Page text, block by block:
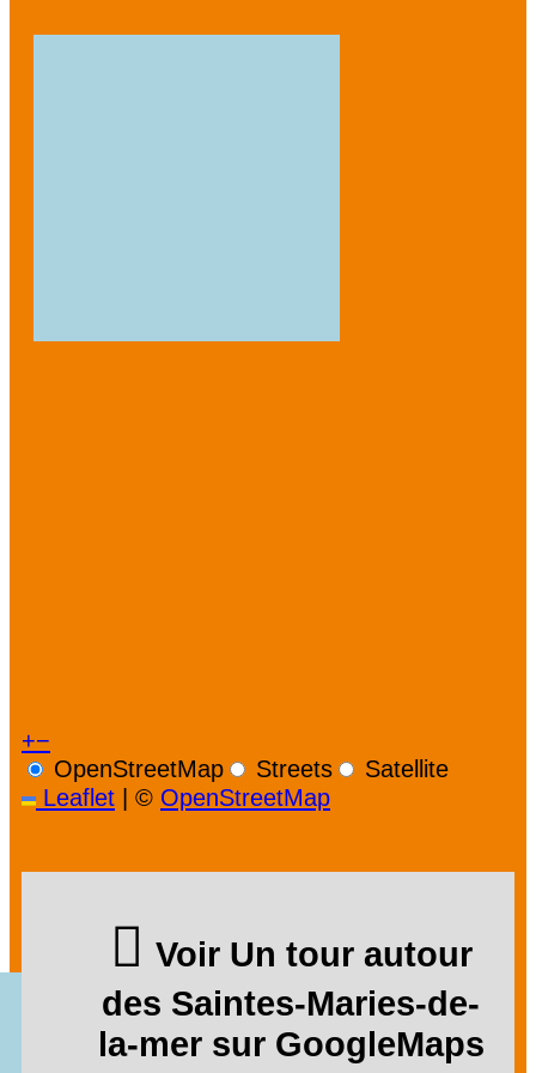
+−
OpenStreetMap
Streets
Satellite
Leaflet | © OpenStreetMap
Voir Un tour autour
des Saintes-Maries-de-
la-mer sur GoogleMaps